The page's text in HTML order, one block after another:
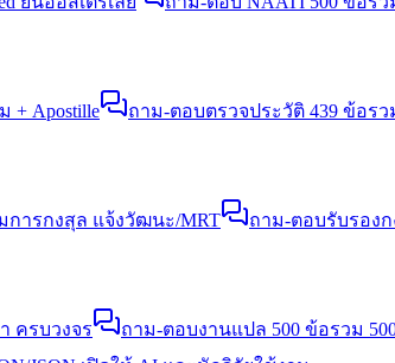
+ Apostille ถาม-ตอบตรวจประวัติ 439 ข้อรว
การกงสุล แจ้งวัฒนะ/MRT ถาม-ตอบรับรองก
ครบวงจร ถาม-ตอบงานแปล 500 ข้อรวม